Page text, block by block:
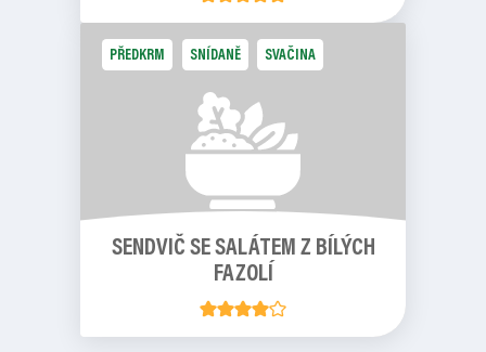
PŘEDKRM SNÍDANĚ SVAČINA
SENDVIČ SE SALÁTEM Z BÍLÝCH
FAZOLÍ